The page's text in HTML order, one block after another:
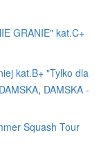
GRANIE" kat.C+
kat.B+ "Tylko dla
DAMSKA, DAMSKA -
Squash Tour